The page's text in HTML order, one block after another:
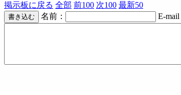
掲示板に戻る 全部 前100 次100 最新50
名前：
E-mail